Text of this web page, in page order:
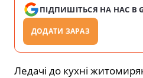
ПІДПИШІТЬСЯ НА НАС В
ДОДАТИ ЗАРАЗ
Ледачі до кухні